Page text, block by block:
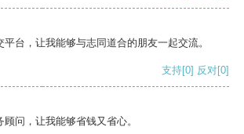
台，让我能够与志同道合的朋友一起交流。
支持[0] 反对[0]
问，让我能够省钱又省心。